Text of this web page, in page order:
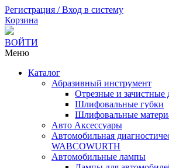
Регистрация / Вход в систему
Корзина
ВОЙТИ
Меню
Каталог
Абразивный инструмент
Отрезные и зачистные
Шлифовальные губки
Шлифовальные
Авто Аксессуары
Автомобильная
WABCOWURTH
Автомобильные лампы